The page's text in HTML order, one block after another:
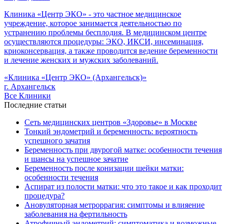
Клиника «Центр ЭКО» - это частное медицинское
учреждение, которое занимается деятельностью по
устранению проблемы бесплодия. В медицинском центре
осуществляются процедуры: ЭКО, ИКСИ, инсеминация,
криоконсервация, а также проводится ведение беременности
и лечение женских и мужских заболеваний.
«Клиника «Центр ЭКО» (Архангельск)»
г. Архангельск
Все Клиники
Последние статьи
Сеть медицинских центров «Здоровье» в Москве
Тонкий эндометрий и беременность: вероятность
успешного зачатия
Беременность при двурогой матке: особенности течения
и шансы на успешное зачатие
Беременность после конизации шейки матки:
особенности течения
Аспират из полости матки: что это такое и как проходит
процедура?
Ановуляторная метроррагия: симптомы и влияение
заболевания на фертильность